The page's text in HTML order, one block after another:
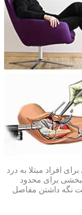
افراد مبتلا به درد
برای محدود
نگه داشتن مفاصل